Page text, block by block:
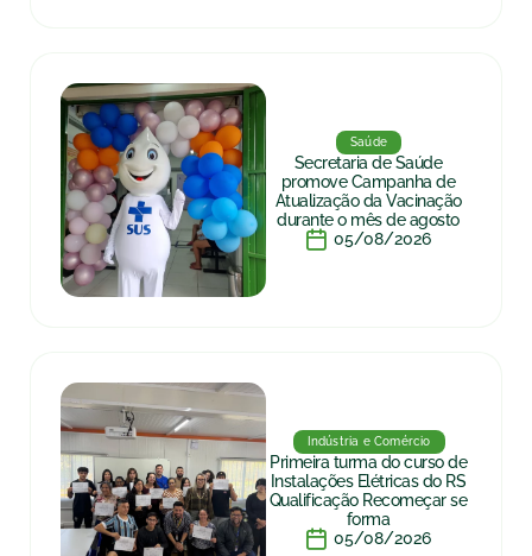
Saúde
Secretaria de Saúde
promove Campanha de
Atualização da Vacinação
durante o mês de agosto
05/08/2026
Indústria e Comércio
Primeira turma do curso de
Instalações Elétricas do RS
Qualificação Recomeçar se
forma
05/08/2026